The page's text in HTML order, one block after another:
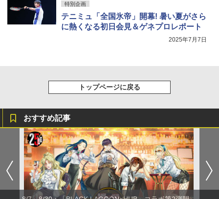
特別企画
テニミュ「全国氷帝」開幕! 暑い夏がさら
に熱くなる初日会見＆ゲネプロレポート
2025年7月7日
トップページに戻る
おすすめ記事